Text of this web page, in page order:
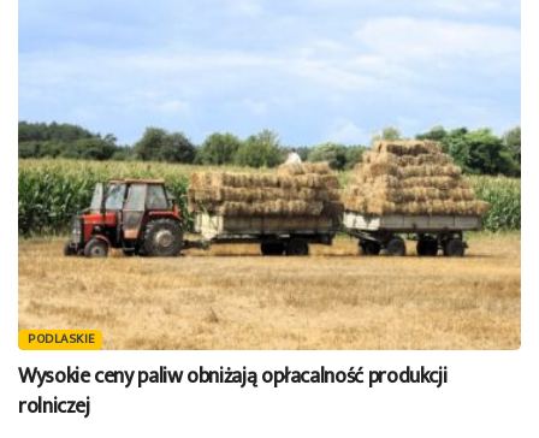
PODLASKIE
Wysokie ceny paliw obniżają opłacalność produkcji
rolniczej